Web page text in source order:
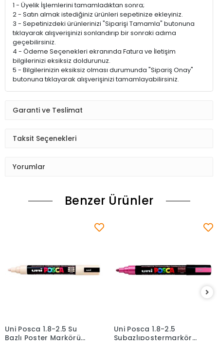
1 - Üyelik İşlemlerini tamamladıktan sonra;
2 - Satın almak istediğiniz ürünleri sepetinize ekleyiniz.
3 - Sepetinizdeki ürünlerinizi "Siparişi Tamamla" butonuna
tıklayarak alışverişinizi sonlandırıp bir sonraki adıma
geçebilirsiniz.
4 - Ödeme Seçenekleri ekranında Fatura ve İletişim
bilgilerinizi eksiksiz doldurunuz.
5 - Bilgilerinizin eksiksiz olması durumunda "Sipariş Onay"
butonuna tıklayarak alışverişinizi tamamlayabilirsiniz.
Garanti ve Teslimat
Taksit Seçenekleri
Yorumlar
Benzer Ürünler
Sepete Ekle
Uni Posca 1.8-2.5 Su
Bazlı Poster Markörü
Sepete Ekle
Uni Posca 1.8-2.5
Subazlıpostermarkörü